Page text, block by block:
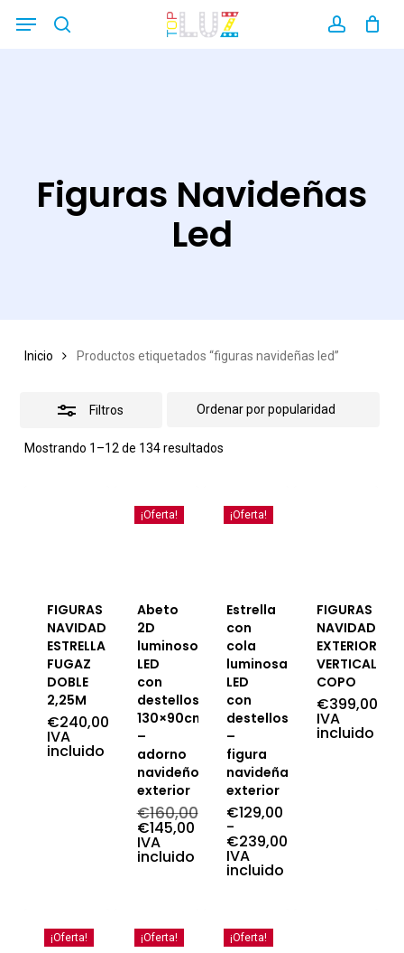
Menu
Figuras Navideñas
Led
Inicio Productos etiquetados “figuras navideñas led”
Filtros
Mostrando 1–12 de 134 resultadosOrdenado
FIGURAS
NAVIDAD
ESTRELLA
FUGAZ
DOBLE
2,25M
€240,00
IVA
incluido
¡Oferta!
Abeto
2D
luminoso
LED
con
destellos,
130×90cm
–
adorno
navideño
exterior
€160,00
El
precio
original
€145,00
El
precio
IVA
incluido
¡Oferta!
Estrella
con
cola
luminosa
LED
con
destellos
–
figura
navideña
exterior
€129,00
-
€239,00
Rango
de
hasta
€239,00
IVA
incluido
FIGURAS
NAVIDAD
EXTERIOR
VERTICAL
COPO
€399,00
IVA
incluido
¡Oferta! ¡Oferta! ¡Oferta!